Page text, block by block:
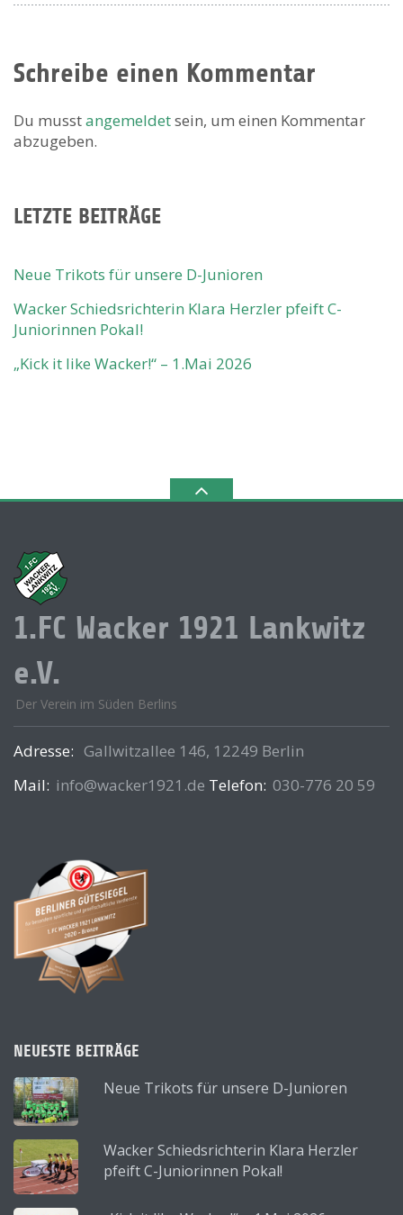
Schreibe einen Kommentar
Du musstangemeldetsein, um einen Kommentar
abzugeben.
LETZTE BEITRÄGE
Neue Trikots für unsere D-Junioren
Wacker Schiedsrichterin Klara Herzler pfeift C-
Juniorinnen Pokal!
„Kick it like Wacker!“ – 1.Mai 2026
1.FC Wacker 1921 Lankwitz
e.V.
Der Verein im Süden Berlins
Adresse: Gallwitzallee 146, 12249 Berlin
Mail: info@wacker1921.de Telefon: 030-776 20 59
NEUESTE BEITRÄGE
Neue Trikots für unsere D-Junioren
Wacker Schiedsrichterin Klara Herzler
pfeift C-Juniorinnen Pokal!